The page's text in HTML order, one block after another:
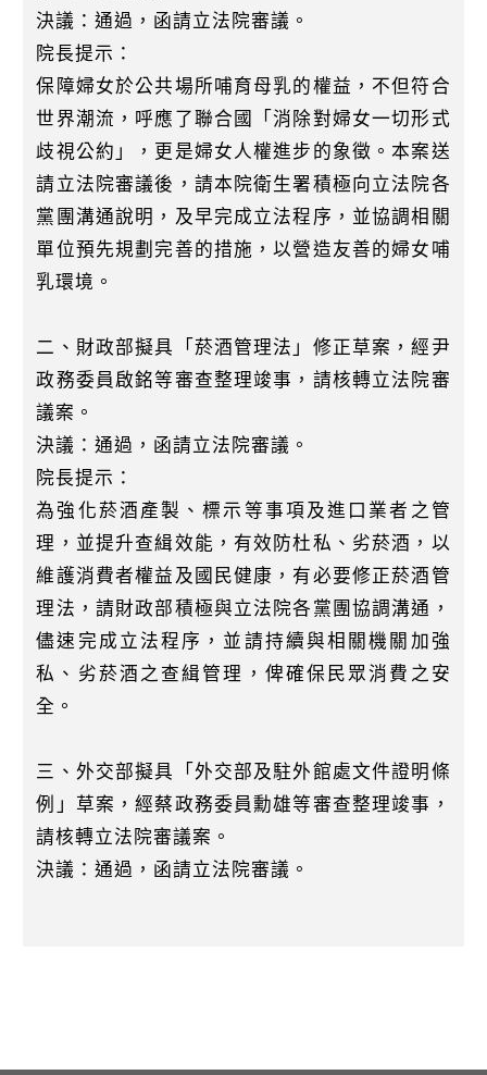
決議：通過，函請立法院審議。
院長提示：
保障婦女於公共場所哺育母乳的權益，不但符合
世界潮流，呼應了聯合國「消除對婦女一切形式
歧視公約」，更是婦女人權進步的象徵。本案送
請立法院審議後，請本院衛生署積極向立法院各
黨團溝通說明，及早完成立法程序，並協調相關
單位預先規劃完善的措施，以營造友善的婦女哺
乳環境。
二、財政部擬具「菸酒管理法」修正草案，經尹
政務委員啟銘等審查整理竣事，請核轉立法院審
議案。
決議：通過，函請立法院審議。
院長提示：
為強化菸酒產製、標示等事項及進口業者之管
理，並提升查緝效能，有效防杜私、劣菸酒，以
維護消費者權益及國民健康，有必要修正菸酒管
理法，請財政部積極與立法院各黨團協調溝通，
儘速完成立法程序，並請持續與相關機關加強
私、劣菸酒之查緝管理，俾確保民眾消費之安
全。
三、外交部擬具「外交部及駐外館處文件證明條
例」草案，經蔡政務委員勳雄等審查整理竣事，
請核轉立法院審議案。
決議：通過，函請立法院審議。